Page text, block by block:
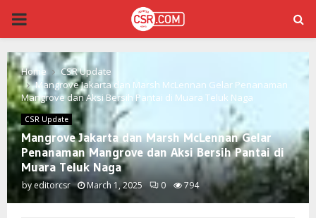
PRIMARY
MENU
Home
CSR Update
Mangrove Jakarta dan Marsh McLennan Gelar Penanaman
Mangrove dan Aksi Bersih Pantai di Muara Teluk Naga
CSR Update
Mangrove Jakarta dan Marsh McLennan Gelar
Penanaman Mangrove dan Aksi Bersih Pantai di
Muara Teluk Naga
by editorcsr March 1, 2025 0 794